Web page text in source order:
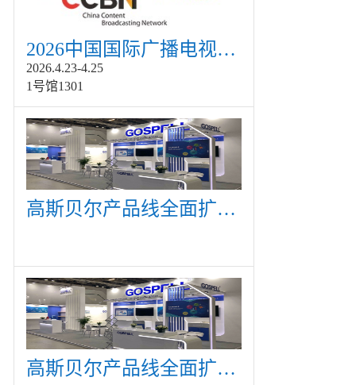
2026中国国际广播电视信息网络展览会展
2026.4.23-4.25
1号馆1301
高斯贝尔产品线全面扩展，众多新产品亮相CommunicAsia 2019
高斯贝尔产品线全面扩展，众多新产品亮相CommunicAsia 2019